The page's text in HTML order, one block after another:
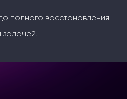
полного восстановления -
задачей.